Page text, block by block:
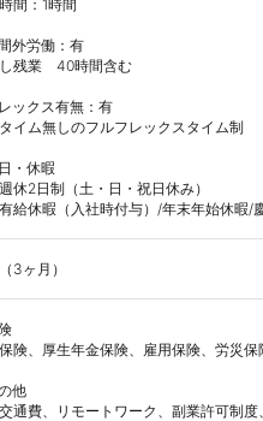
間：1時間
外労働：有
残業　40時間含む
ックス有無：有
イム無しのフルフレックスタイム制
・休暇
休2日制（土・日・祝日休み）
給休暇（入社時付与）/年末年始休暇/
3ヶ月）
険、厚生年金保険、雇用保険、労災保
他
通費、リモートワーク、副業許可制度